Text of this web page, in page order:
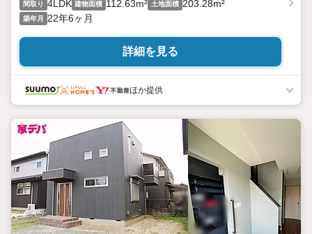
間取り 4LDK 建物面積 112.63m² 土地面積 203.28m²
築年月 22年6ヶ月
詳細を見る
ほか提供